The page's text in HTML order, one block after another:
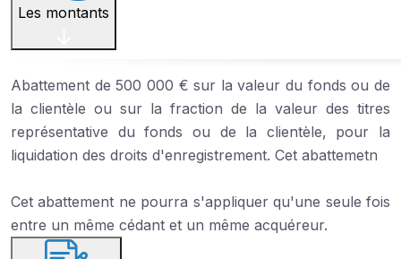
Les montants
Abattement de 500 000 € sur la valeur du fonds ou de
la clientèle ou sur la fraction de la valeur des titres
représentative du fonds ou de la clientèle, pour la
liquidation des droits d'enregistrement. Cet abattemetn
Cet abattement ne pourra s'appliquer qu'une seule fois
entre un même cédant et un même acquéreur.